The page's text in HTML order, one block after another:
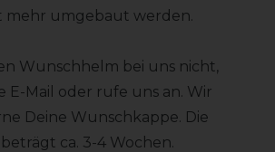
mehr umgebaut werden.
Wunschhelm bei uns nicht,
E-Mail oder rufe uns an. Wir
Deine Wunschkappe. Die
ca. 3-4 Wochen.